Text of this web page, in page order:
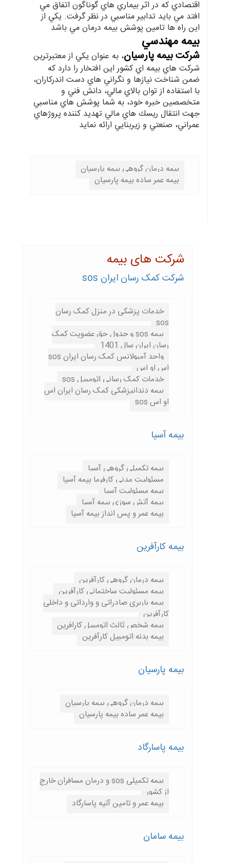
اقتصادي كه در اثر بيماري هاي گوناگون اتفاق مي
افتد مي بايد تدابير مناسبي در نظر گرفت. يكي از
اين راه ها تامين پوشش بيمه درمان مي باشد
بيمه مهندسي
شركت بيمه پارسيان، به عنوان يكي از معتبرترين
شركت هاي بيمه اي كشور اين افتخار را دارد كه
ضمن شناخت نيازها و نگراني هاي دست اندركاران،
با استفاده از توان بالاي مالي، دانش فني و
متخصصين خبره خود، به شما پوشش هاي مناسبي
جهت انتقال ريسك هاي مالي تهديد كننده پروژهاي
عمراني، صنعتي و زيربنايي ارائه نمايد
بیمه درمان گروهی بیمه پارسیان
بیمه عمر ساده بیمه پارسیان
شرکت های بیمه
شرکت کمک رسان ایران sos
خدمات پزشکی در منزل کمک رسان
sos
بیمه sos و جدول حق عضویت کمک
رسان ایران سال 1401
واحد آمبولانس کمک رسان ایران sos
اس او اس
خدمات کمک رسانی اتومبیل sos
بیمه دندانپزشکی کمک رسان ایران اس
او اس sos
بیمه آسیا
بیمه تکمیلی گروهی آسیا
مسئولیت مدنی کارفرما بیمه آسیا
بیمه مسئولیت آسیا
بیمه آتش سوزی بیمه آسیا
بیمه عمر و پس انداز بیمه آسیا
بیمه کارآفرین
بیمه درمان گروهی کارآفرین
بیمه مسئولیت ساختمانی کارآفرین
بیمه باربری صادراتی و وارداتی و داخلی
کارآفرین
بیمه شخص ثالث اتومبیل کارافرین
بیمه بدنه اتومبیل کارآفرین
بیمه پارسيان
بیمه درمان گروهی بیمه پارسیان
بیمه عمر ساده بیمه پارسیان
بیمه پاسارگاد
بیمه تکمیلی sos و درمان مسافران خارج
از کشور
بیمه عمر و تامین آتیه پاسارگاد
بیمه سامان